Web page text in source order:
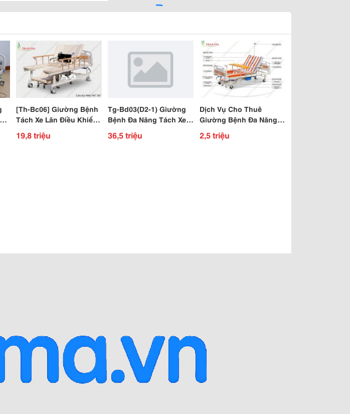
[Th-Bc06] Giường Bệnh
Tách Xe Lăn Điều Khiển
Bằng Tay Quay
19,8 triệu
Tg-Bd03(D2-1) Giường
Bệnh Đa Năng Tách Xe
Lăn Điều Khiển Bằng
Điện
36,5 triệu
Dịch Vụ Cho Thuê
Giường Bệnh Đa Năng
Tại Nhà
2,5 triệu